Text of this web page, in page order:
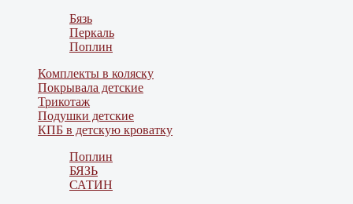
Бязь
Перкаль
Поплин
Комплекты в коляску
Покрывала детские
Трикотаж
Подушки детские
КПБ в детскую кроватку
Поплин
БЯЗЬ
САТИН